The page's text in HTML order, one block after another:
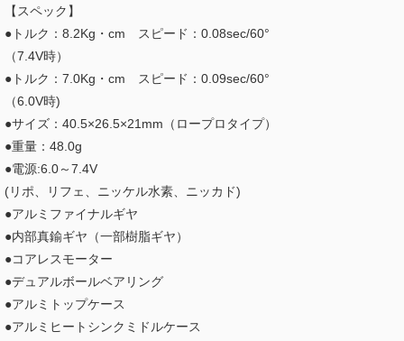
【スペック】
●トルク：8.2Kg・cm スピード：0.08sec/60°
（7.4V時）
●トルク：7.0Kg・cm スピード：0.09sec/60°
（6.0V時)
●サイズ：40.5×26.5×21mm（ロープロタイプ）
●重量：48.0g
●電源:6.0～7.4V
(リポ、リフェ、ニッケル水素、ニッカド)
●アルミファイナルギヤ
●内部真鍮ギヤ（一部樹脂ギヤ）
●コアレスモーター
●デュアルボールベアリング
●アルミトップケース
●アルミヒートシンクミドルケース